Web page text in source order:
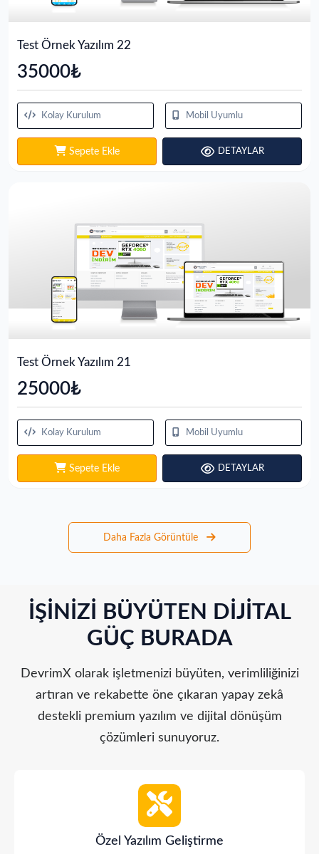
Test Örnek Yazılım 22
35000₺
Kolay Kurulum Mobil Uyumlu
Sepete Ekle DETAYLAR
Test Örnek Yazılım 21
25000₺
Kolay Kurulum Mobil Uyumlu
Sepete Ekle DETAYLAR
Daha Fazla Görüntüle
İŞINIZI BÜYÜTEN DIJITAL
GÜÇ BURADA
DevrimX olarak işletmenizi büyüten, verimliliğinizi
artıran ve rekabette öne çıkaran yapay zekâ
destekli premium yazılım ve dijital dönüşüm
çözümleri sunuyoruz.
Özel Yazılım Geliştirme